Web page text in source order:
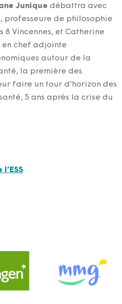
Junique débattra avec
, professeure de philosophie
8 Vincennes, et Catherine
chef adjointe
autour de la
la première des
faire un tour d’horizon des
5 ans après la crise du